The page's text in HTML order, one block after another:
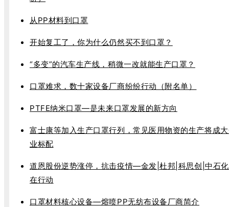
从PP材料到口罩
开始复工了，你为什么仍然买不到口罩？
“多变”的汽车生产线，稍微一改就能生产口罩？
口罩难求，数十家设备厂商纷纷行动（附名单）
PTFE纳米口罩—是未来口罩发展的新方向
富士康等加入生产口罩行列，常见医用物资的生产将成
业标配
道恩股份逆势涨停，抗击疫情—金发|杜邦|科思创|中石
在行动
口罩材料核心设备—熔喷PP无纺布设备厂商简介